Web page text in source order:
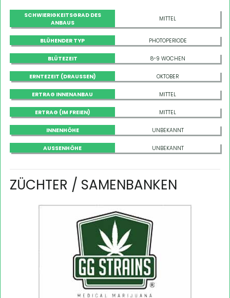
SCHWIERIGKEITSGRAD DES
ANBAUS
MITTEL
BLÜHENDER TYP PHOTOPERIODE
BLÜTEZEIT 8-9 WOCHEN
ERNTEZEIT (DRAUSSEN) OKTOBER
ERTRAG INNENANBAU MITTEL
ERTRAG (IM FREIEN) MITTEL
INNENHÖHE UNBEKANNT
AUSSENHÖHE UNBEKANNT
ZÜCHTER / SAMENBANKEN